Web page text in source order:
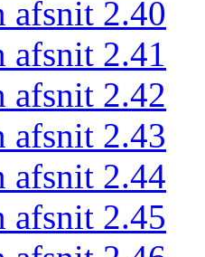
afsnit 2.40
afsnit 2.41
afsnit 2.42
afsnit 2.43
afsnit 2.44
afsnit 2.45